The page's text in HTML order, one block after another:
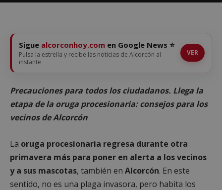
Sigue alcorconhoy.com en Google News ⭐
Pulsa la estrella y recibe las noticias de Alcorcón al
instante
VER
Precauciones para todos los ciudadanos. Llega la
etapa de la oruga procesionaria: consejos para los
vecinos de Alcorcón
La oruga procesionaria regresa durante otra
primavera más para poner en alerta a los vecinos
y a sus mascotas, también en Alcorcón. En este
sentido, no es una plaga invasora, pero habita los